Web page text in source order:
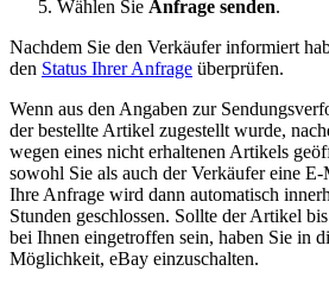
Wählen Sie Anfrage senden.
Nachdem Sie den Verkäufer informiert
den Status Ihrer Anfrage überprüfen.
Wenn aus den Angaben zur
der bestellte Artikel zugestellt wurde,
wegen eines nicht erhaltenen Artikels
sowohl Sie als auch der Verkäufer eine
Ihre Anfrage wird dann automatisch
Stunden geschlossen. Sollte der Artikel
bei Ihnen eingetroffen sein, haben Sie in
Möglichkeit, eBay einzuschalten.